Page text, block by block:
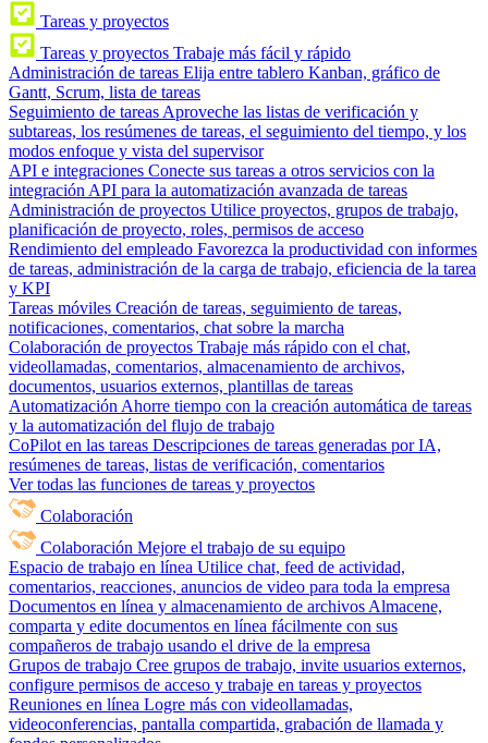
Tareas y proyectos
Tareas y proyectos Trabaje más fácil y rápido
Administración de tareas Elija entre tablero Kanban, gráfico de
Gantt, Scrum, lista de tareas
Seguimiento de tareas Aproveche las listas de verificación y
subtareas, los resúmenes de tareas, el seguimiento del tiempo, y los
modos enfoque y vista del supervisor
API e integraciones Conecte sus tareas a otros servicios con la
integración API para la automatización avanzada de tareas
Administración de proyectos Utilice proyectos, grupos de trabajo,
planificación de proyecto, roles, permisos de acceso
Rendimiento del empleado Favorezca la productividad con informes
de tareas, administración de la carga de trabajo, eficiencia de la tarea
y KPI
Tareas móviles Creación de tareas, seguimiento de tareas,
notificaciones, comentarios, chat sobre la marcha
Colaboración de proyectos Trabaje más rápido con el chat,
videollamadas, comentarios, almacenamiento de archivos,
documentos, usuarios externos, plantillas de tareas
Automatización Ahorre tiempo con la creación automática de tareas
y la automatización del flujo de trabajo
CoPilot en las tareas Descripciones de tareas generadas por IA,
resúmenes de tareas, listas de verificación, comentarios
Ver todas las funciones de tareas y proyectos
Colaboración
Colaboración Mejore el trabajo de su equipo
Espacio de trabajo en línea Utilice chat, feed de actividad,
comentarios, reacciones, anuncios de video para toda la empresa
Documentos en línea y almacenamiento de archivos Almacene,
comparta y edite documentos en línea fácilmente con sus
compañeros de trabajo usando el drive de la empresa
Grupos de trabajo Cree grupos de trabajo, invite usuarios externos,
configure permisos de acceso y trabaje en tareas y proyectos
Reuniones en línea Logre más con videollamadas,
videoconferencias, pantalla compartida, grabación de llamada y